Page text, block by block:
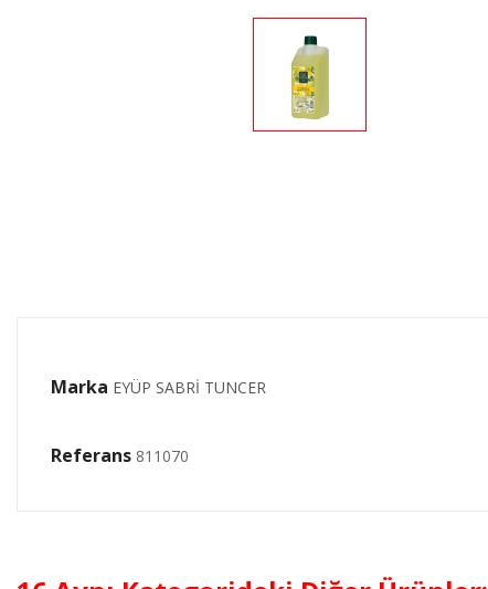
Marka EYÜP SABRİ TUNCER
Referans 811070